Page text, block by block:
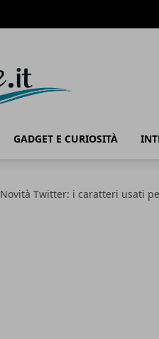
GADGET E CURIOSITÀ
Novità Twitter: i caratteri usati